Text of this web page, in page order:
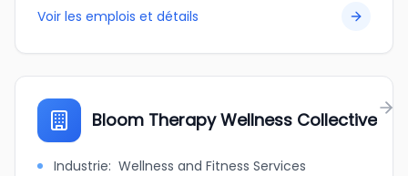
Voir les emplois et détails
Bloom Therapy Wellness Collective
Industrie: Wellness and Fitness Services